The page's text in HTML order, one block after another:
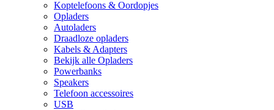
Koptelefoons & Oordopjes
Opladers
Autoladers
Draadloze opladers
Kabels & Adapters
Bekijk alle Opladers
Powerbanks
Speakers
Telefoon accessoires
USB